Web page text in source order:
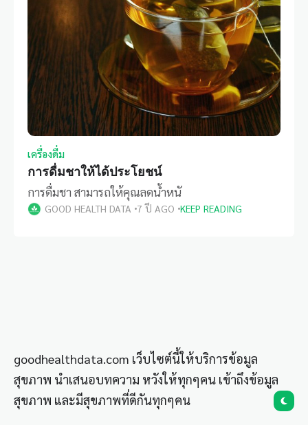
เครื่องดื่ม
การดื่มชาให้ได้ประโยชน์
การดื่มชา สามารถให้คุณลดน้ำหนั
GOOD HEALTH DATA 7 ปี AGO KEEP READING
goodhealthdata.com เว็บไซต์นี้ให้บริการข้อมูล
สุขภาพ นำเสนอบทความ หวังให้ทุกๆคน เข้าถึงข้อมูล
สุขภาพ และมีสุขภาพที่ดีกันทุกๆคน